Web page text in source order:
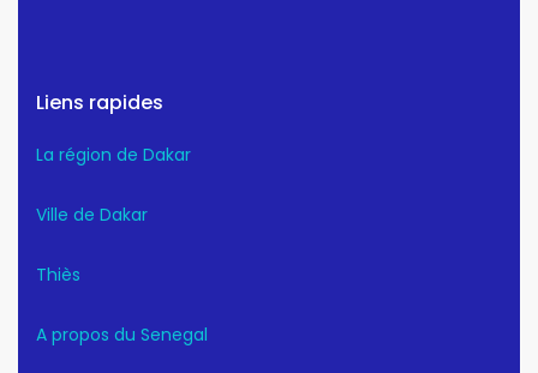
Liens rapides
La région de Dakar
Ville de Dakar
Thiès
A propos du Senegal